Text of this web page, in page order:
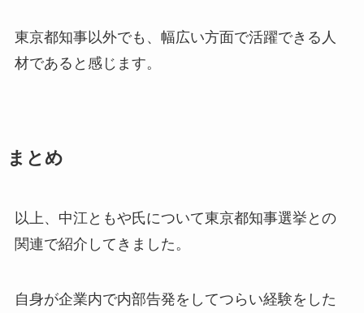
東京都知事以外でも、幅広い方面で活躍できる人
材であると感じます。
まとめ
以上、中江ともや氏について東京都知事選挙との
関連で紹介してきました。
自身が企業内で内部告発をしてつらい経験をした